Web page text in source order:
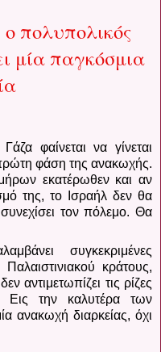
πολυπολικός
μία παγκόσμια
φαίνεται να γίνεται
φάση της ανακωχής.
εκατέρωθεν και αν
της, το Ισραήλ δεν θα
τον πόλεμο. Θα
συγκεκριμένες
κράτους,
αντιμετωπίζει τις ρίζες
Εις την καλυτέρα των
ανακωχή διαρκείας, όχι